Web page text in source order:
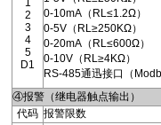
1
2
3
4
5
D1
0-10mA（RL≤1.2Ω）
0-5V（RL≥250KΩ）
0-20mA（RL≤600Ω）
0-10V（RL≥4KΩ）
RS-485通迅接口（
④报警（继电器触点输出）
代码 报警限数